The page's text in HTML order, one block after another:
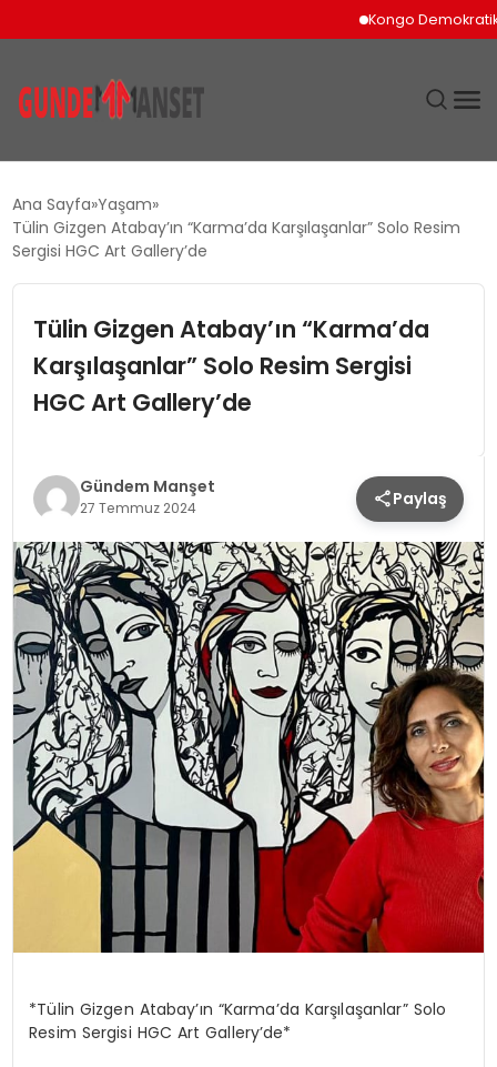
Kongo Demokratik
DÜNYA
SPOR
YAŞAM
Ana Sayfa Yaşam
Tülin Gizgen Atabay’ın “Karma’da Karşılaşanlar” Solo Resim
Sergisi HGC Art Gallery’de
Tülin Gizgen Atabay’ın “Karma’da
Karşılaşanlar” Solo Resim Sergisi
HGC Art Gallery’de
Gündem Manşet
27 Temmuz 2024 Paylaş
*Tülin Gizgen Atabay’ın “Karma’da Karşılaşanlar” Solo
Resim Sergisi HGC Art Gallery’de*